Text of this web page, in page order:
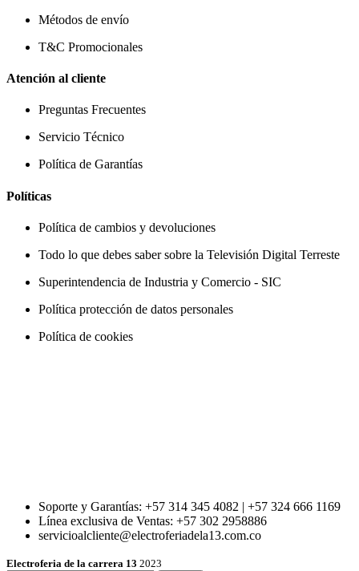
Métodos de envío
T&C Promocionales
Atención al cliente
Preguntas Frecuentes
Servicio Técnico
Política de Garantías
Políticas
Política de cambios y devoluciones
Todo lo que debes saber sobre la Televisión Digital Terreste
Superintendencia de Industria y Comercio - SIC
Política protección de datos personales
Política de cookies
Soporte y Garantías: +57 314 345 4082 | +57 324 666 1169
Línea exclusiva de Ventas: +57 302 2958886
servicioalcliente@electroferiadela13.com.co
Electroferia de la carrera 13 2023